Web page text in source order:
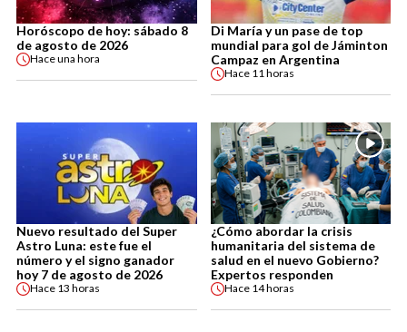
Horóscopo de hoy: sábado 8
de agosto de 2026
Haceuna hora
Di María y un pase de top
mundial para gol de Jáminton
Campaz en Argentina
Hace 11 horas
Nuevo resultado del Super
Astro Luna: este fue el
número y el signo ganador
hoy 7 de agosto de 2026
Hace 13 horas
¿Cómo abordar la crisis
humanitaria del sistema de
salud en el nuevo Gobierno?
Expertos responden
Hace 14 horas